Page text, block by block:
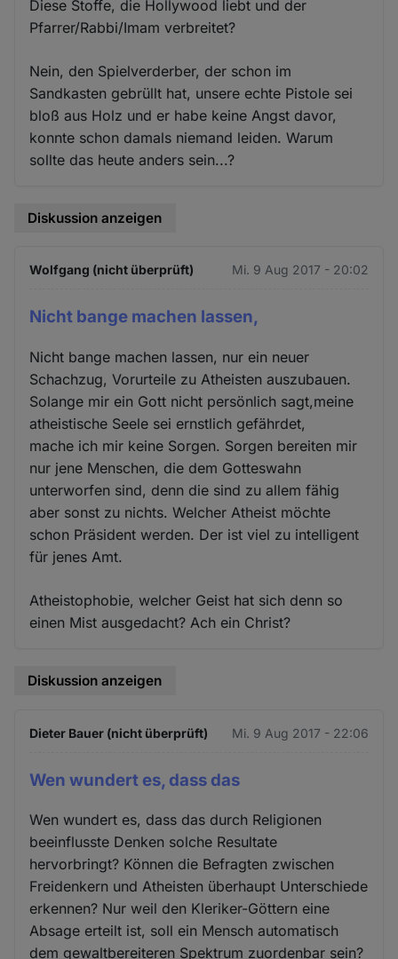
Diese Stoffe, die Hollywood liebt und der
Pfarrer/Rabbi/Imam verbreitet?
Nein, den Spielverderber, der schon im
Sandkasten gebrüllt hat, unsere echte Pistole sei
bloß aus Holz und er habe keine Angst davor,
konnte schon damals niemand leiden. Warum
sollte das heute anders sein...?
Diskussion anzeigen
Wolfgang (nicht überprüft) Mi. 9 Aug 2017 - 20:02
Nicht bange machen lassen,
Nicht bange machen lassen, nur ein neuer
Schachzug, Vorurteile zu Atheisten auszubauen.
Solange mir ein Gott nicht persönlich sagt,meine
atheistische Seele sei ernstlich gefährdet,
mache ich mir keine Sorgen. Sorgen bereiten mir
nur jene Menschen, die dem Gotteswahn
unterworfen sind, denn die sind zu allem fähig
aber sonst zu nichts. Welcher Atheist möchte
schon Präsident werden. Der ist viel zu intelligent
für jenes Amt.
Atheistophobie, welcher Geist hat sich denn so
einen Mist ausgedacht? Ach ein Christ?
Diskussion anzeigen
Dieter Bauer (nicht überprüft) Mi. 9 Aug 2017 - 22:06
Wen wundert es, dass das
Wen wundert es, dass das durch Religionen
beeinflusste Denken solche Resultate
hervorbringt? Können die Befragten zwischen
Freidenkern und Atheisten überhaupt Unterschiede
erkennen? Nur weil den Kleriker-Göttern eine
Absage erteilt ist, soll ein Mensch automatisch
dem gewaltbereiteren Spektrum zuordenbar sein?